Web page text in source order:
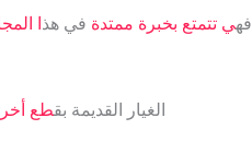
فهي تتمتع بخبرة ممتدة في هذا
الغيار القديمة بقطع